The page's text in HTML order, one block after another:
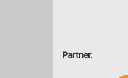
Partner: